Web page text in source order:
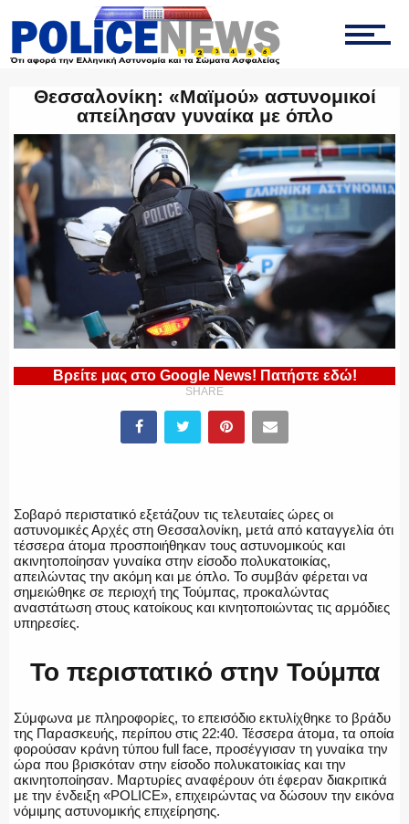
ΟΜΑΔΑ “Ζ”
ΕΚΑΜ
ΥΑΤ/ΥΜΕΤ
ΕΛΛΗΝΙΚΗ ΑΣΤΥΝΟΜΙΑ
ΛΙΜΕΝΙΚΟ
ΕΝΟΠΛΕΣ ΔΥΝΑΜΕΙΣ
ΑΣΤΥΝΟΜΙΚΟ ΡΕΠΟΡΤΑΖ
Θεσσαλονίκη: «Μαϊμού» αστυνομικοί
απείλησαν γυναίκα με όπλο
Βρείτε μας στο Google News! Πατήστε εδώ!
SHARE
Σοβαρό περιστατικό εξετάζουν τις τελευταίες ώρες οι
αστυνομικές Αρχές στη Θεσσαλονίκη, μετά από καταγγελία ότι
τέσσερα άτομα προσποιήθηκαν τους αστυνομικούς και
ακινητοποίησαν γυναίκα στην είσοδο πολυκατοικίας,
απειλώντας την ακόμη και με όπλο. Το συμβάν φέρεται να
σημειώθηκε σε περιοχή της Τούμπας, προκαλώντας
αναστάτωση στους κατοίκους και κινητοποιώντας τις αρμόδιες
υπηρεσίες.
Το περιστατικό στην Τούμπα
Σύμφωνα με πληροφορίες, το επεισόδιο εκτυλίχθηκε το βράδυ
της Παρασκευής, περίπου στις 22:40. Τέσσερα άτομα, τα οποία
φορούσαν κράνη τύπου full face, προσέγγισαν τη γυναίκα την
ώρα που βρισκόταν στην είσοδο πολυκατοικίας και την
ακινητοποίησαν. Μαρτυρίες αναφέρουν ότι έφεραν διακριτικά
με την ένδειξη «POLICE», επιχειρώντας να δώσουν την εικόνα
νόμιμης αστυνομικής επιχείρησης.